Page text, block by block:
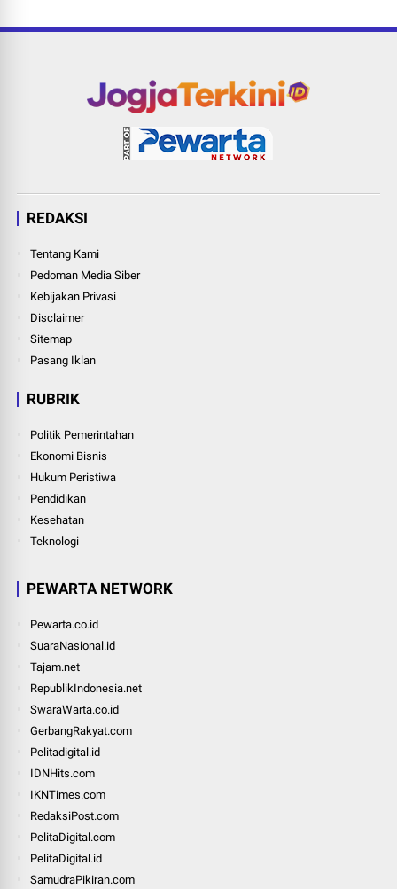
REDAKSI
Tentang Kami
Pedoman Media Siber
Kebijakan Privasi
Disclaimer
Sitemap
Pasang Iklan
RUBRIK
Politik Pemerintahan
Ekonomi Bisnis
Hukum Peristiwa
Pendidikan
Kesehatan
Teknologi
PEWARTA NETWORK
Pewarta.co.id
SuaraNasional.id
Tajam.net
RepublikIndonesia.net
SwaraWarta.co.id
GerbangRakyat.com
Pelitadigital.id
IDNHits.com
IKNTimes.com
RedaksiPost.com
PelitaDigital.com
PelitaDigital.id
SamudraPikiran.com